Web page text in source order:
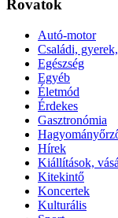
Rovatok
Autó-motor
Családi,
Egészség
Egyéb
Életmód
Érdekes
Gasztronómia
Hírek
Kiállítások,
Kitekintő
Koncertek
Kulturális